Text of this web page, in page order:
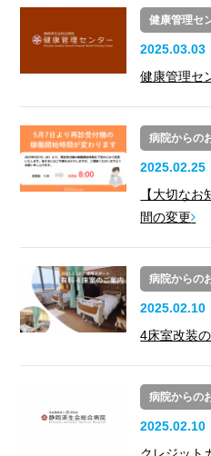
健康管理セ
2025.03.03
健康管理セ
病院からの
2025.02.25
【大切な
間の変更
病院からの
2025.02.10
4床室改装
病院からの
2025.02.10